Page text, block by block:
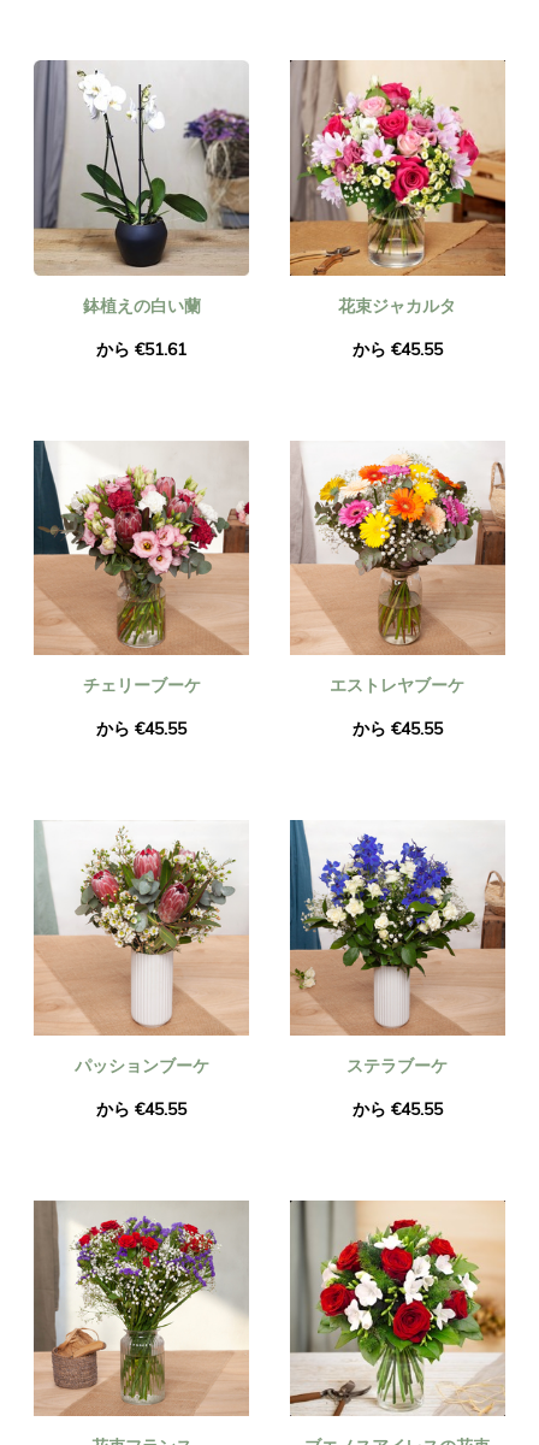
鉢植えの白い蘭
から €51.61
花束ジャカルタ
から €45.55
チェリーブーケ
から €45.55
エストレヤブーケ
から €45.55
パッションブーケ
から €45.55
ステラブーケ
から €45.55